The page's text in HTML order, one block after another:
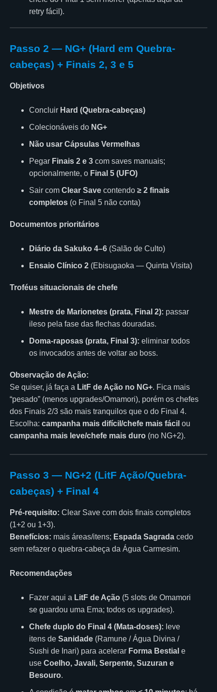
retry fácil).
Passo 2 — NG+ (Hard em Quebra-
cabeças) + Finais 2, 3 e 5
Objetivos
Concluir Hard (Quebra-cabeças)
Colecionáveis do NG+
Não usar Cápsulas Vermelhas
Pegar Finais 2 e 3 com saves manuais;
opcionalmente, o Final 5 (UFO)
Sair com Clear Save contendo ≥ 2 finais
completos (o Final 5 não conta)
Documentos prioritários
Diário da Sakuko 4–6 (Salão de Culto)
Ensaio Clínico 2 (Ebisugaoka — Quinta Visita)
Troféus situacionais de chefe
Mestre de Marionetes (prata, Final 2): passar
ileso pela fase das flechas douradas.
Doma-raposas (prata, Final 3): eliminar todos
os invocados antes de voltar ao boss.
Observação de Ação:
Se quiser, já faça a LitF de Ação no NG+. Fica mais
“pesado” (menos upgrades/Omamori), porém os chefes
dos Finais 2/3 são mais tranquilos que o do Final 4.
Escolha: campanha mais difícil/chefe mais fácil ou
campanha mais leve/chefe mais duro (no NG+2).
Passo 3 — NG+2 (LitF Ação/Quebra-
cabeças) + Final 4
Pré-requisito: Clear Save com dois finais completos
(1+2 ou 1+3).
Benefícios: mais áreas/itens; Espada Sagrada cedo
sem refazer o quebra-cabeça da Água Carmesim.
Recomendações
Fazer aqui a LitF de Ação (5 slots de Omamori
se guardou uma Ema; todos os upgrades).
Chefe duplo do Final 4 (Mata-doses): leve
itens de Sanidade (Ramune / Água Divina /
Sushi de Inari) para acelerar Forma Bestial e
use Coelho, Javali, Serpente, Suzuran e
Besouro.